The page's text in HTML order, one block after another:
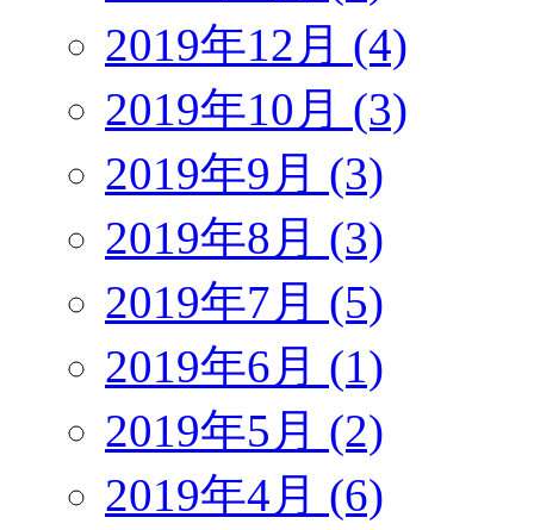
2019年12月 (4)
2019年10月 (3)
2019年9月 (3)
2019年8月 (3)
2019年7月 (5)
2019年6月 (1)
2019年5月 (2)
2019年4月 (6)